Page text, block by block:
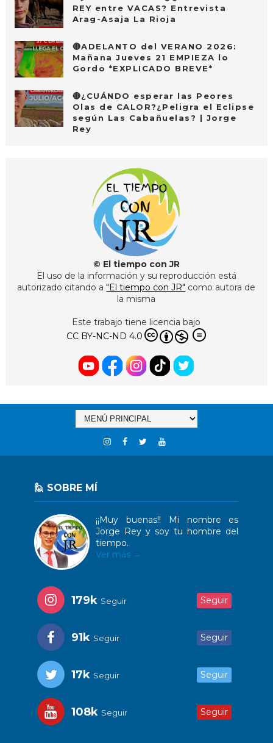
REY entre VACAS? Entrevista
Arag-Asaja La Rioja
🔴ADELANTO del VERANO 2026:
Mañana Jueves 21 EMPIEZA lo
Gordo *EXPLICADO BREVE*
🔴¿CUÁNDO esperar las Peores
Olas de CALOR?¿Peligra el Eclipse
según Las Cabañuelas? | Jorge
Rey
© El tiempo con JR
El uso de la información y su reproducción está
autorizado citando a "El tiempo con JR" como autora de
la misma
Este trabajo tiene licencia bajo
CC BY-NC-ND 4.0
🙋 SOBRE MÍ
¡¡Muy buenas!! Mi nombre es
Jorge Rey y soy tu hombre del
tiempo.
Ver más →
179k Seguir Seguir
91k Seguir Seguir
17k Seguir Seguir
108k Seguir Seguir